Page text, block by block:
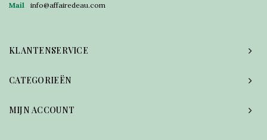
Mail
info@affairedeau.com
KLANTENSERVICE
CATEGORIEËN
MIJN ACCOUNT